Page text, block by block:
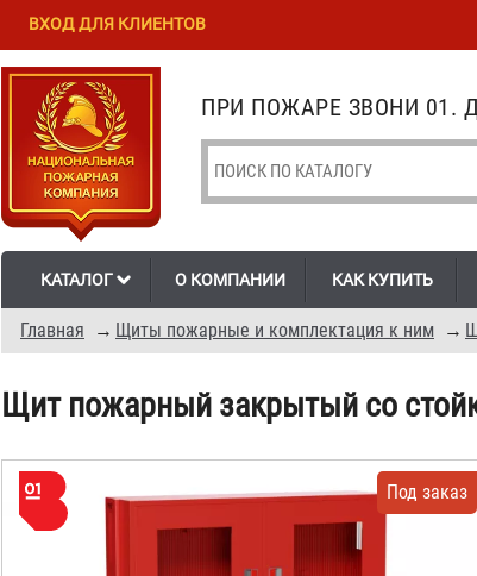
Перейти к
содержанию
Skip to
ПРИ ПОЖАРЕ ЗВОНИ 01.
КАТАЛОГ О КОМПАНИИ КАК КУПИТЬ
Главная → Щиты пожарные и комплектация к ним →
ВХОД ДЛЯ КЛИЕНТОВ
Щит пожарный закрытый со
Под заказ